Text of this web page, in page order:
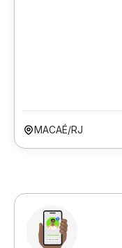
MACAÉ/RJ